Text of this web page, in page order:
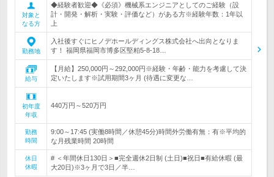
対象と
なる方
◆経験者歓迎◆《必須》機械系エンジニアとしてのご経験（設
計・開発・解析・実験・評価など）がある方※経験年数：1年以
上
勤務地
入社後すぐにヒノデホールディングス株式会社へ出向となりま
す！ 福岡県福岡市博多区堅粕5‐8‐18…
給与
【月給】250,000円～292,000円※経験・年齢・能力を考慮して決
定いたします※試用期間3ヶ月 (待遇に変更な…
初年度
年収
440万円～520万円
勤務
時間
9:00～17:45 (実働8時間／休憩45分)時間外労働有無：有※平均的
な月残業時間 20時間
休日
休暇
# ＜年間休日130日＞■完全週休2日制 (土日)■祝日■有給休暇 (最
大20日)※3ヶ月で3日／半…